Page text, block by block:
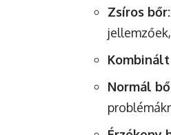
Zsíros bőr:
Normál